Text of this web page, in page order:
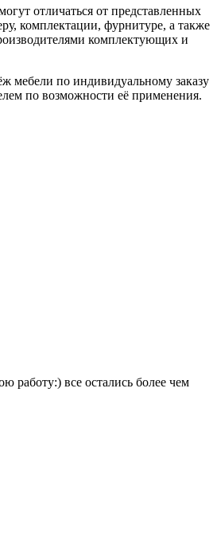
отличаться от представленных
комплектации, фурнитуре, а также
комплектующих и
мебели по индивидуальному заказу
по возможности её применения.
работу:) все остались более чем